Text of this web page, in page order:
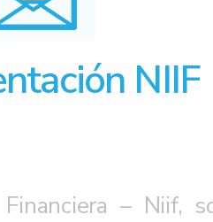
NIIF
– Niif,